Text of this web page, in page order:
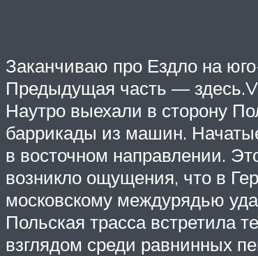
Заканчиваю про Ездло на
Предыдущая часть —
Наутро выехали в сторону
баррикады из машин.
в восточном направлении.
возникло ощущения, что в
московскому междурядью
Польская трасса встретила
взглядом среди равнинных